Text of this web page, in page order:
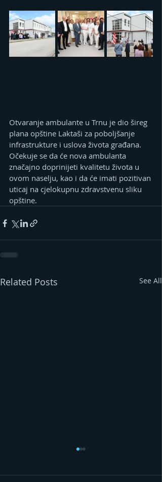
Otvaranje ambulante u Trnu je dio šireg
plana opštine Laktaši za poboljšanje
infrastrukture i uslova života građana.
Očekuje se da će nova ambulanta
značajno doprinijeti kvalitetu života u
ovom naselju, kao i da će imati pozitivan
uticaj na cjelokupnu zdravstvenu sliku
opštine.
Related Posts See All